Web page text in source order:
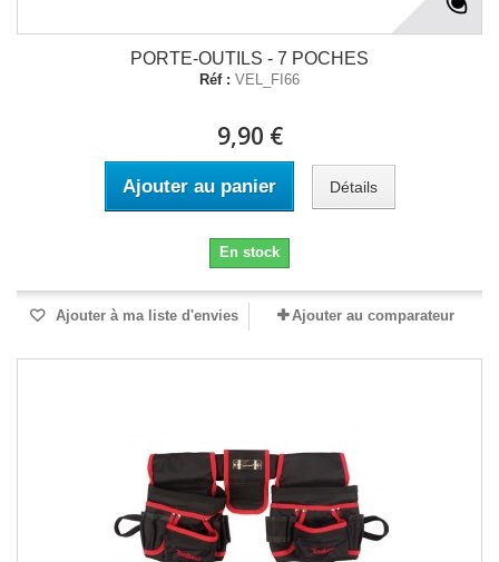
PORTE-OUTILS - 7 POCHES
Réf : VEL_FI66
9,90 €
Ajouter au panier Détails
En stock
Ajouter à ma liste d'envies Ajouter au comparateur